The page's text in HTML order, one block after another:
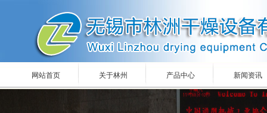
网站首页 关于林州 产品中心 新闻资讯